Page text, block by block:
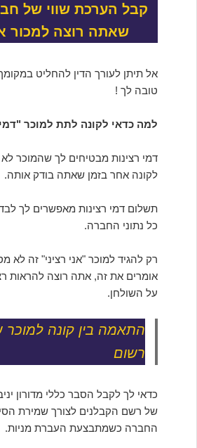
קבל הערכת שווי של
שאתה רוצה למכור
אל תיתן לעורך הדין להחליט
טובה לך !
למה כדאי לקונה לתת למוכר
דמי רצינות מבטיחים לך שהמוכר
לקונה אחר בזמן שאתה בודק אותה.
תשלום דמי רצינות מאפשרים לך
כל נתוני החברה.
רק להגיד למוכר "אני רציני" זה לא
אומרים את זה, אתה רוצה להראות
על השולחן.
התאמה בין קונה למוכר
רשום
כדאי לך לקבל הסבר כללי מדורון
של רשם הקבלנים לצורך שמירת
החברה כשמתבצעת העברת מניות.